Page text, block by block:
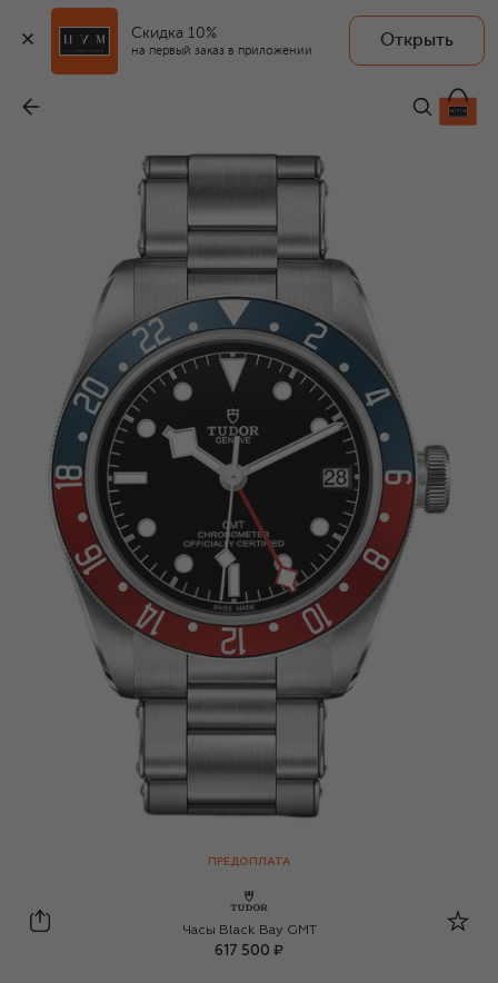
Скидка 10%
на первый заказ в приложении
Открыть
617 500 ₽
ПРЕДОПЛАТА
Tudor
Часы Black Bay GMT
617 500 ₽